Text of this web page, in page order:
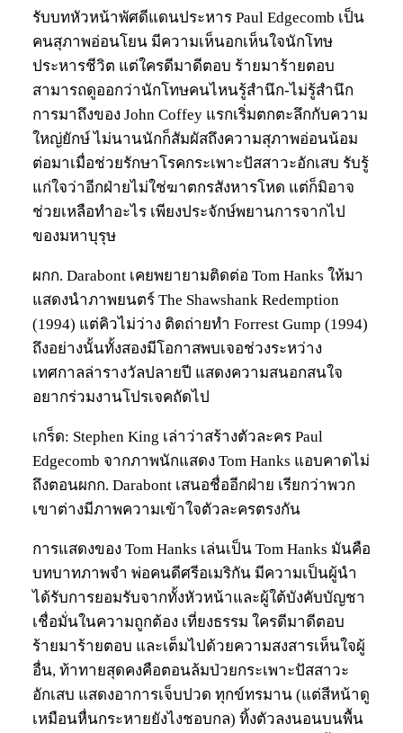
รับบทหัวหน้าพัศดีแดนประหาร Paul Edgecomb เป็น
คนสุภาพอ่อนโยน มีความเห็นอกเห็นใจนักโทษ
ประหารชีวิต แต่ใครดีมาดีตอบ ร้ายมาร้ายตอบ
สามารถดูออกว่านักโทษคนไหนรู้สำนึก-ไม่รู้สำนึก
การมาถึงของ John Coffey แรกเริ่มตกตะลึกกับความ
ใหญ่ยักษ์ ไม่นานนักก็สัมผัสถึงความสุภาพอ่อนน้อม
ต่อมาเมื่อช่วยรักษาโรคกระเพาะปัสสาวะอักเสบ รับรู้
แก่ใจว่าอีกฝ่ายไม่ใช่ฆาตกรสังหารโหด แต่ก็มิอาจ
ช่วยเหลือทำอะไร เพียงประจักษ์พยานการจากไป
ของมหาบุรุษ
ผกก. Darabont เคยพยายามติดต่อ Tom Hanks ให้มา
แสดงนำภาพยนตร์ The Shawshank Redemption
(1994) แต่คิวไม่ว่าง ติดถ่ายทำ Forrest Gump (1994)
ถึงอย่างนั้นทั้งสองมีโอกาสพบเจอช่วงระหว่าง
เทศกาลล่ารางวัลปลายปี แสดงความสนอกสนใจ
อยากร่วมงานโปรเจคถัดไป
เกร็ด: Stephen King เล่าว่าสร้างตัวละคร Paul
Edgecomb จากภาพนักแสดง Tom Hanks แอบคาดไม่
ถึงตอนผกก. Darabont เสนอชื่ออีกฝ่าย เรียกว่าพวก
เขาต่างมีภาพความเข้าใจตัวละครตรงกัน
การแสดงของ Tom Hanks เล่นเป็น Tom Hanks มันคือ
บทบาทภาพจำ พ่อคนดีศรีอเมริกัน มีความเป็นผู้นำ
ได้รับการยอมรับจากทั้งหัวหน้าและผู้ใต้บังคับบัญชา
เชื่อมั่นในความถูกต้อง เที่ยงธรรม ใครดีมาดีตอบ
ร้ายมาร้ายตอบ และเต็มไปด้วยความสงสารเห็นใจผู้
อื่น, ท้าทายสุดคงคือตอนล้มป่วยกระเพาะปัสสาวะ
อักเสบ แสดงอาการเจ็บปวด ทุกข์ทรมาน (แต่สีหน้าดู
เหมือนหื่นกระหายยังไงชอบกล) ทิ้งตัวลงนอนบนพื้น